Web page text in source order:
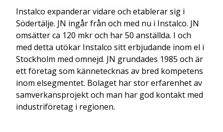
Instalco expanderar vidare och etablerar sig i
Södertälje. JN ingår från och med nu i Instalco. JN
omsätter ca 120 mkr och har 50 anställda. I och
med detta utökar Instalco sitt erbjudande inom el i
Stockholm med omnejd. JN grundades 1985 och är
ett företag som kännetecknas av bred kompetens
inom elsegmentet. Bolaget har stor erfarenhet av
samverkansprojekt och man har god kontakt med
industriföretag i regionen.